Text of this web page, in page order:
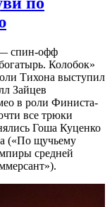
— спин-офф
Колобок»
Тихона выступил
Зайцев
в роли Финиста-
все трюки
Гоша Куценко
(«По щучьему
средней